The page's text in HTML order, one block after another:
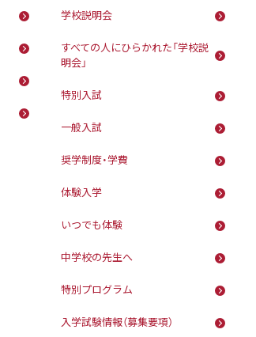
学校説明会
すべての人にひらかれた「学校説
明会」
特別入試
一般入試
奨学制度・学費
体験入学
いつでも体験
中学校の先生へ
特別プログラム
入学試験情報（募集要項）